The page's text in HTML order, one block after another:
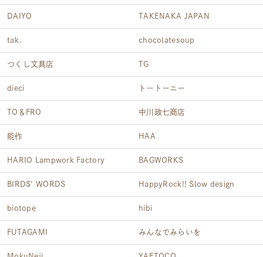
DAIYO TAKENAKA JAPAN
tak. chocolatesoup
つくし文具店 TG
dieci トートーニー
TO＆FRO 中川政七商店
能作 HAA
HARIO Lampwork Factory BAGWORKS
BIRDS' WORDS HappyRock!! Slow design
biotope hibi
FUTAGAMI みんなでみらいを